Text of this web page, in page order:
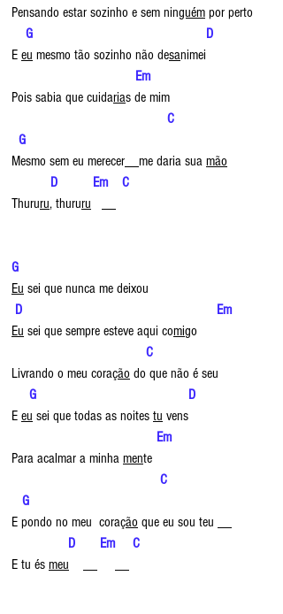
Pensando estar sozinho e sem ninguém por perto
   G                                                 D
E eu mesmo tão sozinho não desanimei
            Em
Pois sabia que cuidarias de mim
C
  G
Mesmo sem eu merecer
me daria sua mão
          D          Em    C
Thururu, thururu
G
Eu sei que nunca me deixou
D                                                       Em
Eu sei que sempre esteve aqui comigo
           C
Livrando o meu coração do que não é seu
G                                           D
E eu sei que todas as noites tu vens
Em
Para acalmar a minha mente
  C
   G
E pondo no meu  coração que eu sou teu __
D       Em     C
E tu és meu